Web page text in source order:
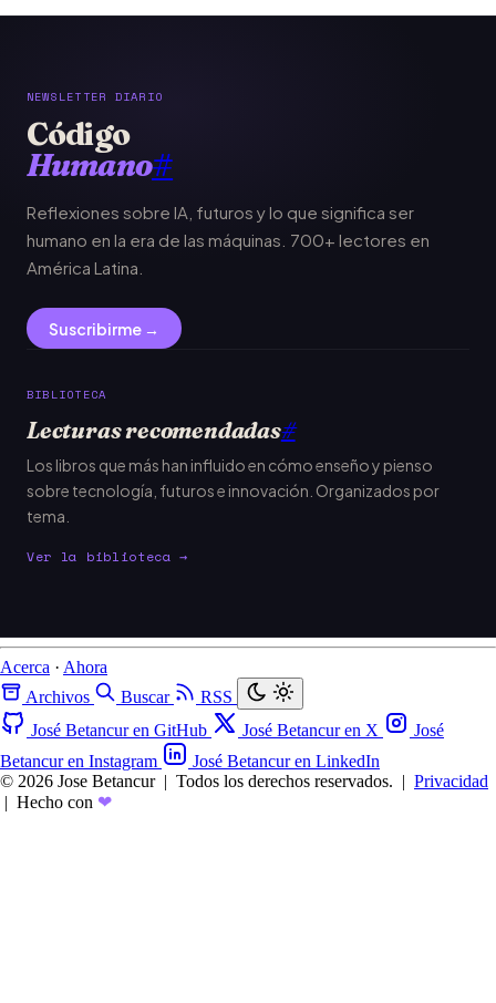
NEWSLETTER DIARIO
Código
Humano#
Reflexiones sobre IA, futuros y lo que significa ser
humano en la era de las máquinas. 700+ lectores en
América Latina.
Suscribirme →
BIBLIOTECA
Lecturas recomendadas#
Los libros que más han influido en cómo enseño y pienso
sobre tecnología, futuros e innovación. Organizados por
tema.
Ver la biblioteca →
Acerca · Ahora
Archivos
Buscar
RSS
José Betancur en GitHub
José Betancur en X
José
Betancur en Instagram
José Betancur en LinkedIn
© 2026 Jose Betancur | Todos los derechos reservados. | Privacidad
| Hecho con ❤